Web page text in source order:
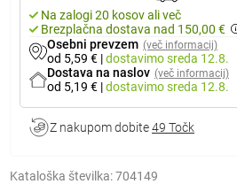
Na zalogi 20 kosov ali več
Brezplačna dostava nad 150,00 €
Osebni prevzem (več informacij)
od 5,59 € |dostavimosreda 12.8.
Dostava na naslov (več informacij)
od 5,19 € |dostavimosreda 12.8.
Z nakupom dobite49 Točk
Kataloška številka:704149